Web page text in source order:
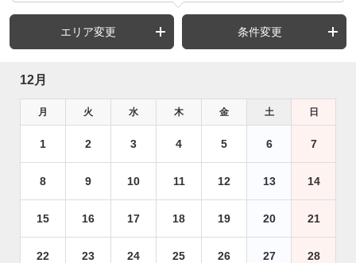
エリア変更 条件変更
12月
月 火 水 木 金 土 日
1 2 3 4 5 6 7
8 9 10 11 12 13 14
15 16 17 18 19 20 21
22 23 24 25 26 27 28